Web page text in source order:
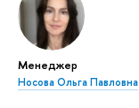
Менеджер
Носова Ольга Павловна